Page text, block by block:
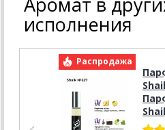
исполнения
Распродажа